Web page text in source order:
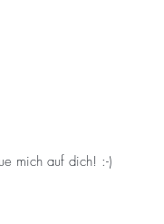
mich auf dich! :-)